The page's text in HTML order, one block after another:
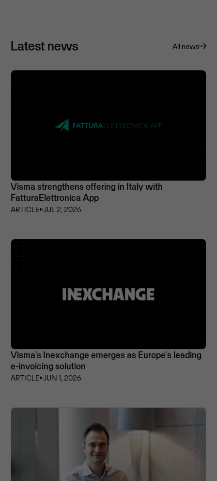
Latest news All news
Visma strengthens offering in Italy with
FatturaElettronica App
ARTICLE⏵JUL 2, 2026
Visma’s Inexchange emerges as Europe's leading
e-invoicing solution
ARTICLE⏵JUN 1, 2026